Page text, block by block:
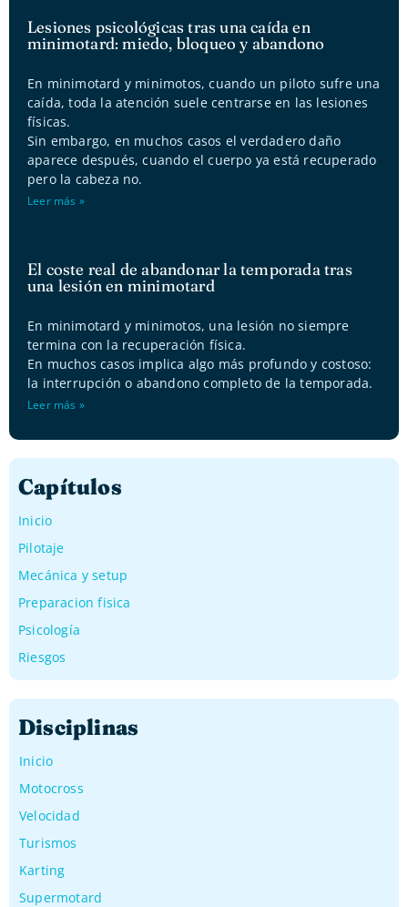
Lesiones psicológicas tras una caída en
minimotard: miedo, bloqueo y abandono
En minimotard y minimotos, cuando un piloto sufre una
caída, toda la atención suele centrarse en las lesiones
físicas.
Sin embargo, en muchos casos el verdadero daño
aparece después, cuando el cuerpo ya está recuperado
pero la cabeza no.
Leer más »
El coste real de abandonar la temporada tras
una lesión en minimotard
En minimotard y minimotos, una lesión no siempre
termina con la recuperación física.
En muchos casos implica algo más profundo y costoso:
la interrupción o abandono completo de la temporada.
Leer más »
Capítulos
Inicio
Pilotaje
Mecánica y setup
Preparacion fisica
Psicología
Riesgos
Disciplinas
Inicio
Motocross
Velocidad
Turismos
Karting
Supermotard